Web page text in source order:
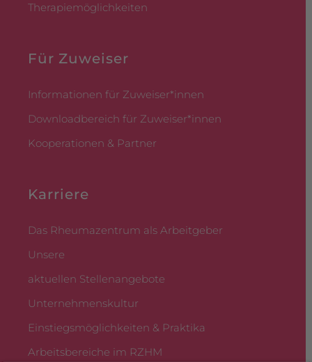
Therapiemöglichkeiten
Für Zuweiser
Informationen für Zuweiser*innen
Downloadbereich für Zuweiser*innen
Kooperationen & Partner
Karriere
Das Rheumazentrum als Arbeitgeber
Unsere
aktuellen Stellenangebote
Unternehmenskultur
Einstiegsmöglichkeiten & Praktika
Arbeitsbereiche im RZHM